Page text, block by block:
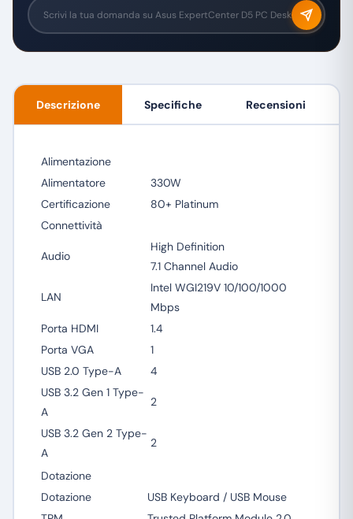
Descrizione Specifiche Recensioni
Alimentazione
Alimentatore
330W
Certificazione
80+ Platinum
Connettività
Audio
High Definition
7.1 Channel Audio
LAN
Intel WGI219V 10/100/1000
Mbps
Porta HDMI
1.4
Porta VGA
1
USB 2.0 Type-A
4
USB 3.2 Gen 1 Type-
A
2
USB 3.2 Gen 2 Type-
A
2
Dotazione
Dotazione
USB Keyboard / USB Mouse